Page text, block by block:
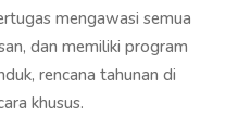
mengawasi semua
dan memiliki program
rencana tahunan di
khusus.